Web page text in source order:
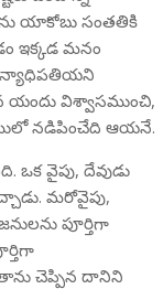
యాకోబు సంతతికి
ఇక్కడ మనం
యందు విశ్వాసముంచి,
నడిపించేది ఆయనే.
ఒక వైపు, దేవుడు
మరోవైపు,
పూర్తిగా
చెప్పిన దానిని